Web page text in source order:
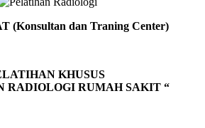
(Konsultan dan Traning Center)
KHUSUS
RADIOLOGI RUMAH SAKIT “